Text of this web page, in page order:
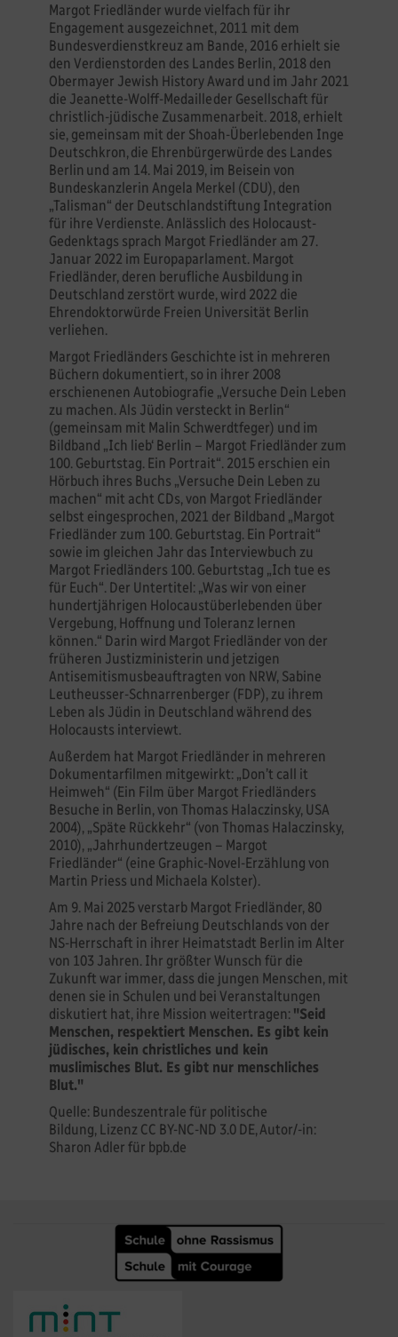
Margot Friedländer wurde vielfach für ihr
Engagement ausgezeichnet, 2011 mit dem
Bundesverdienstkreuz am Bande, 2016 erhielt sie
den Verdienstorden des Landes Berlin, 2018 den
Obermayer Jewish History Award und im Jahr 2021
die Jeanette-Wolff-Medaille der Gesellschaft für
christlich-jüdische Zusammenarbeit. 2018, erhielt
sie, gemeinsam mit der Shoah-Überlebenden Inge
Deutschkron, die Ehrenbürgerwürde des Landes
Berlin und am 14. Mai 2019, im Beisein von
Bundeskanzlerin Angela Merkel (CDU), den
„Talisman“ der Deutschlandstiftung Integration
für ihre Verdienste. Anlässlich des Holocaust-
Gedenktags sprach Margot Friedländer am 27.
Januar 2022 im Europaparlament. Margot
Friedländer, deren berufliche Ausbildung in
Deutschland zerstört wurde, wird 2022 die
Ehrendoktorwürde Freien Universität Berlin
verliehen.
Margot Friedländers Geschichte ist in mehreren
Büchern dokumentiert, so in ihrer 2008
erschienenen Autobiografie „Versuche Dein Leben
zu machen. Als Jüdin versteckt in Berlin“
(gemeinsam mit Malin Schwerdtfeger) und im
Bildband „Ich lieb‘ Berlin – Margot Friedländer zum
100. Geburtstag. Ein Portrait“. 2015 erschien ein
Hörbuch ihres Buchs „Versuche Dein Leben zu
machen“ mit acht CDs, von Margot Friedländer
selbst eingesprochen, 2021 der Bildband „Margot
Friedländer zum 100. Geburtstag. Ein Portrait“
sowie im gleichen Jahr das Interviewbuch zu
Margot Friedländers 100. Geburtstag „Ich tue es
für Euch“. Der Untertitel: „Was wir von einer
hundertjährigen Holocaustüberlebenden über
Vergebung, Hoffnung und Toleranz lernen
können.“ Darin wird Margot Friedländer von der
früheren Justizministerin und jetzigen
Antisemitismusbeauftragten von NRW, Sabine
Leutheusser-Schnarrenberger (FDP), zu ihrem
Leben als Jüdin in Deutschland während des
Holocausts interviewt.
Außerdem hat Margot Friedländer in mehreren
Dokumentarfilmen mitgewirkt: „Don’t call it
Heimweh“ (Ein Film über Margot Friedländers
Besuche in Berlin, von Thomas Halaczinsky, USA
2004), „Späte Rückkehr“ (von Thomas Halaczinsky,
2010), „Jahrhundertzeugen – Margot
Friedländer“ (eine Graphic-Novel-Erzählung von
Martin Priess und Michaela Kolster).
Am 9. Mai 2025 verstarb Margot Friedländer, 80
Jahre nach der Befreiung Deutschlands von der
NS-Herrschaft in ihrer Heimatstadt Berlin im Alter
von 103 Jahren. Ihr größter Wunsch für die
Zukunft war immer, dass die jungen Menschen, mit
denen sie in Schulen und bei Veranstaltungen
diskutiert hat, ihre Mission weitertragen: "Seid
Menschen, respektiert Menschen. Es gibt kein
jüdisches, kein christliches und kein
muslimisches Blut. Es gibt nur menschliches
Blut."
Quelle: Bundeszentrale für politische
Bildung, Lizenz CC BY-NC-ND 3.0 DE, Autor/-in:
Sharon Adler für bpb.de